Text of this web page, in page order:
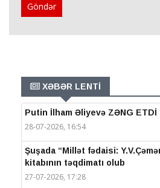
Göndər
XƏBƏR LENTİ
Putin İlham Əliyevə ZƏNG ETDİ
28-07-2026, 16:54
Şuşada “Millət fədaisi:
kitabının təqdimatı olub
27-07-2026, 17:28